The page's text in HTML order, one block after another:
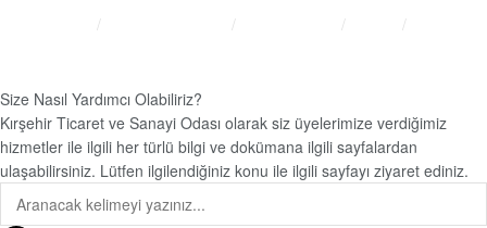
Size Nasıl Yardımcı Olabiliriz?
Kırşehir Ticaret ve Sanayi Odası olarak siz üyelerimize verdiğimiz
hizmetler ile ilgili her türlü bilgi ve dokümana ilgili sayfalardan
ulaşabilirsiniz. Lütfen ilgilendiğiniz konu ile ilgili sayfayı ziyaret ediniz.